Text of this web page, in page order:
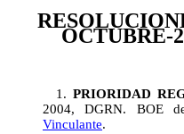
OCTUBRE-
1.PRIORIDAD
2004, DGRN. BOE
Vinculante.